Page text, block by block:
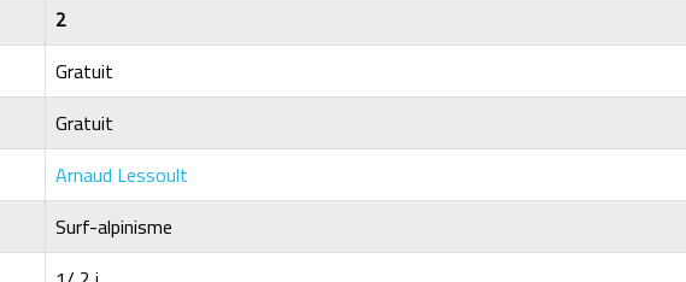
2
Gratuit
Gratuit
Arnaud Lessoult
Surf-alpinisme